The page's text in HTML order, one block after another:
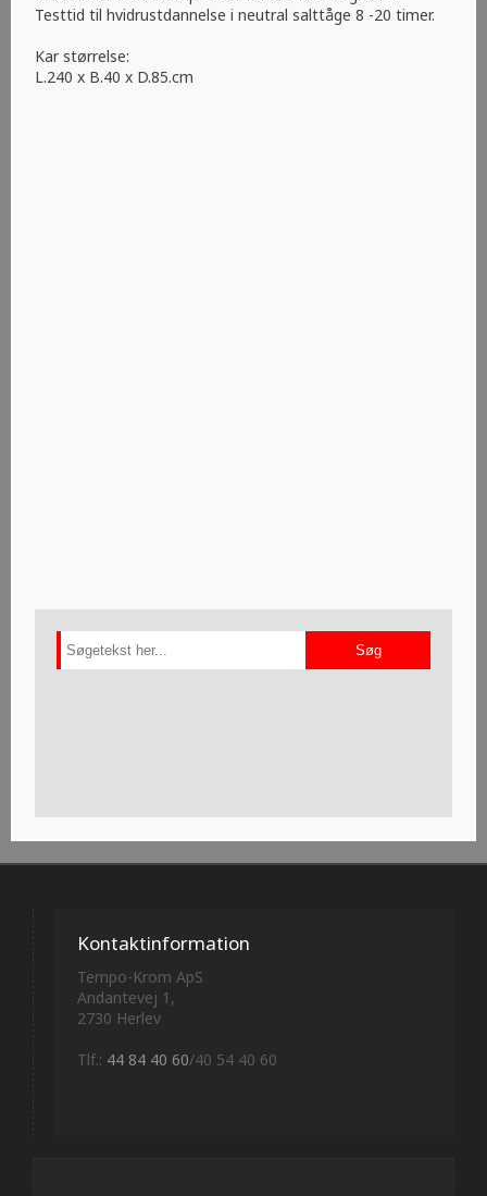
Testtid til hvidrustdannelse i neutral salttåge 8 -20 timer.​
Kar størrelse:
L.240 x B.40 x D.85.cm
Kontaktinformation
Tempo-Krom ApS
Andantevej 1,
2730 Herlev
Tlf.: 44 84 40 60/40 54 40 60